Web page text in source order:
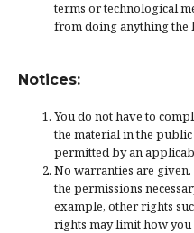
terms ortechnological
from doing anything the
Notices:
You do not have to
the material in the
permitted by an
No warranties are
the permissions
example, other rights
rights may limit how you